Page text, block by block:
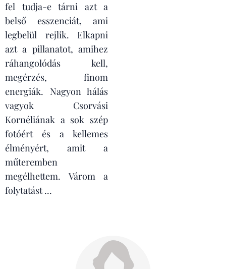
fel tudja-e tárni azt a
belső esszenciát, ami
legbelül rejlik. Elkapni
azt a pillanatot, amihez
ráhangolódás kell,
megérzés, finom
energiák. Nagyon hálás
vagyok Csorvási
Kornéliának a sok szép
fotóért és a kellemes
élményért, amit a
műteremben
megélhettem. Várom a
folytatást ...